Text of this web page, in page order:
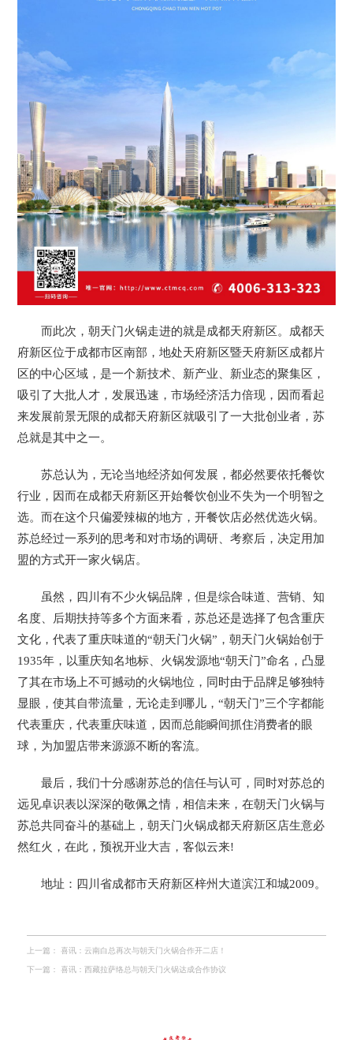
而此次，朝天门火锅走进的就是成都天府新区。成都天
府新区位于成都市区南部，地处天府新区暨天府新区成都片
区的中心区域，是一个新技术、新产业、新业态的聚集区，
吸引了大批人才，发展迅速，市场经济活力倍现，因而看起
来发展前景无限的成都天府新区就吸引了一大批创业者，苏
总就是其中之一。
苏总认为，无论当地经济如何发展，都必然要依托餐饮
行业，因而在成都天府新区开始餐饮创业不失为一个明智之
选。而在这个只偏爱辣椒的地方，开餐饮店必然优选火锅。
苏总经过一系列的思考和对市场的调研、考察后，决定用加
盟的方式开一家火锅店。
虽然，四川有不少火锅品牌，但是综合味道、营销、知
名度、后期扶持等多个方面来看，苏总还是选择了包含重庆
文化，代表了重庆味道的“朝天门火锅”，朝天门火锅始创于
1935年，以重庆知名地标、火锅发源地“朝天门”命名，凸显
了其在市场上不可撼动的火锅地位，同时由于品牌足够独特
显眼，使其自带流量，无论走到哪儿，“朝天门”三个字都能
代表重庆，代表重庆味道，因而总能瞬间抓住消费者的眼
球，为加盟店带来源源不断的客流。
最后，我们十分感谢苏总的信任与认可，同时对苏总的
远见卓识表以深深的敬佩之情，相信未来，在朝天门火锅与
苏总共同奋斗的基础上，朝天门火锅成都天府新区店生意必
然红火，在此，预祝开业大吉，客似云来!
地址：四川省成都市天府新区梓州大道滨江和城2009。
上一篇： 喜讯：云南白总再次与朝天门火锅合作开二店！
下一篇： 喜讯：西藏拉萨络总与朝天门火锅达成合作协议